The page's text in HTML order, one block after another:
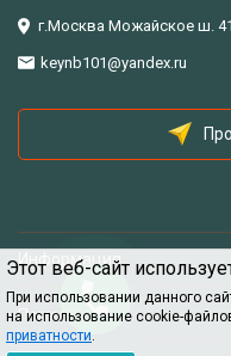
Этот веб-сайт
При использовании данного
на использование cookie-
приватности.
г.Москва Можайское ш.
keynb101@yandex.ru
Информация
Помощь